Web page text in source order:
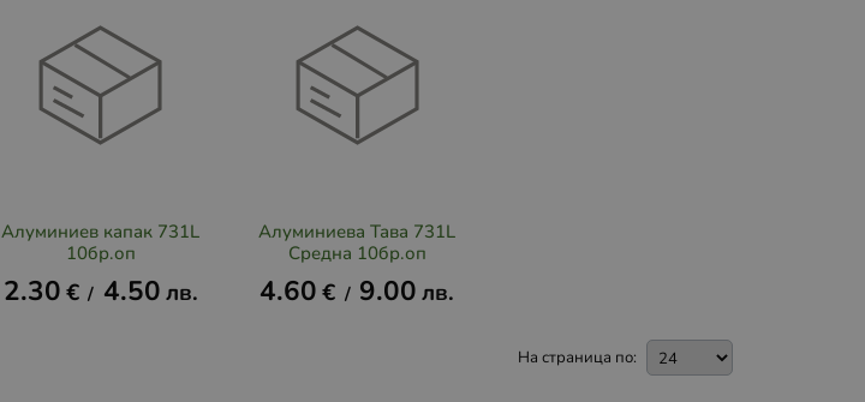
Алуминиев капак 731L
10бр.оп
2.30€ / 4.50лв.
Алуминиева Тава 731L
Средна 10бр.оп
4.60 € / 9.00 лв.
На страница по: